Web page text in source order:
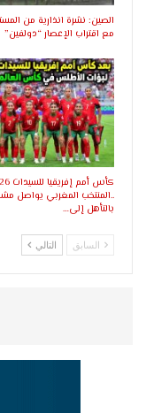
الصين: نشرة انذارية من
مع اقتراب الإعصار “دولفين”
كأس أمم
..المنتخب المغربي يواصل
بالتأهل إلى…
السابق التالي